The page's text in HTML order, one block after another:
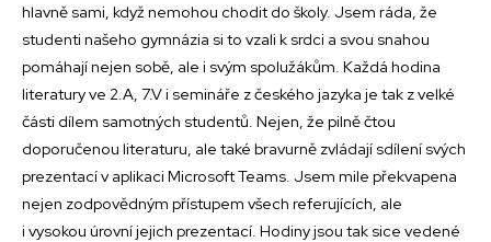
hlavně sami, když nemohou chodit do školy. Jsem ráda, že
studenti našeho gymnázia si to vzali k srdci a svou snahou
pomáhají nejen sobě, ale i svým spolužákům. Každá hodina
literatury ve 2.A, 7.V i semináře z českého jazyka je tak z velké
části dílem samotných studentů. Nejen, že pilně čtou
doporučenou literaturu, ale také bravurně zvládají sdílení svých
prezentací v aplikaci Microsoft Teams. Jsem mile překvapena
nejen zodpovědným přístupem všech referujících, ale
i vysokou úrovní jejich prezentací. Hodiny jsou tak sice vedené